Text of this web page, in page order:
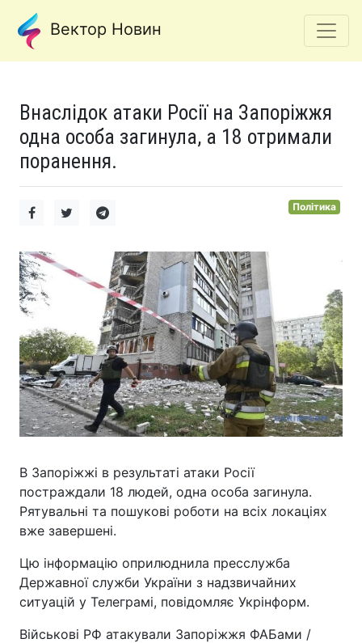
Вектор Новин
Внаслідок атаки Росії на Запоріжжя
одна особа загинула, а 18 отримали
поранення.
Політика
В Запоріжжі в результаті атаки Росії
постраждали 18 людей, одна особа загинула.
Рятувальні та пошукові роботи на всіх локаціях
вже завершені.
Цю інформацію оприлюднила пресслужба
Державної служби України з надзвичайних
ситуацій у Телеграмі, повідомляє Укрінформ.
Військові РФ атакували Запоріжжя ФАБами /